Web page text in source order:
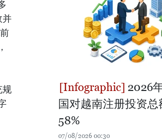
并
规
2026
国对越南注册投资总
58%
07/08/2026 00:30